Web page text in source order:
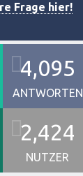
Frage hier!
4,095
ANTWORTEN
2,424
NUTZER